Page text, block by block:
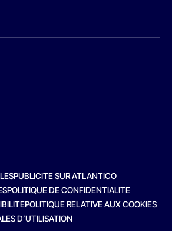
PUBLICITE SUR ATLANTICO
POLITIQUE DE CONFIDENTIALITE
POLITIQUE RELATIVE AUX COOKIES
D’UTILISATION